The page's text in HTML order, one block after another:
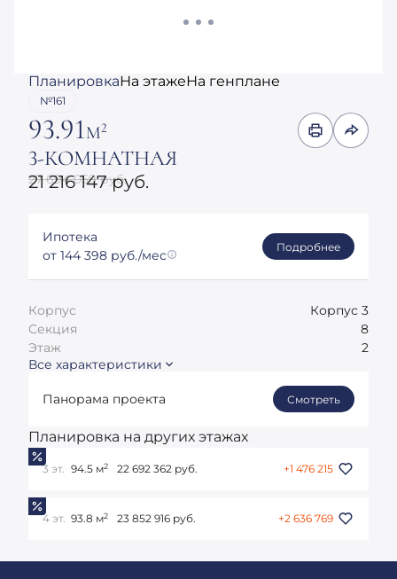
ПланировкаНа этажеНа генплане
№161
93.91М2
3-КОМНАТНАЯ
27 694 059 руб.
21 216 147 руб.
Ипотека
от 144 398 руб./мес
Подробнее
Корпус
Корпус 3
Секция
8
Этаж
2
Все характеристики
Панорама проекта Смотреть
Планировка на других этажах
3 эт. 94.5 м2 22 692 362 руб. +1 476 215
4 эт. 93.8 м2 23 852 916 руб. +2 636 769